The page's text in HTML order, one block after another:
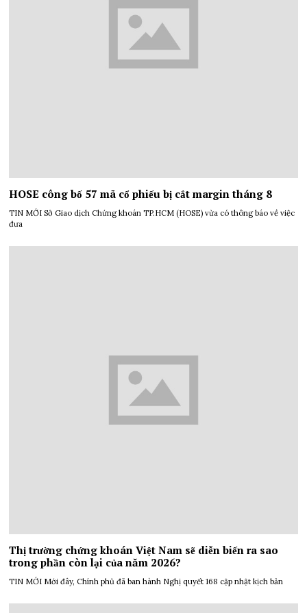
HOSE công bố 57 mã cổ phiếu bị cắt margin tháng 8
TIN MỚI Sở Giao dịch Chứng khoán TP.HCM (HOSE) vừa có thông báo về việc
đưa
Thị trường chứng khoán Việt Nam sẽ diễn biến ra sao
trong phần còn lại của năm 2026?
TIN MỚI Mới đây, Chính phủ đã ban hành Nghị quyết 168 cập nhật kịch bản